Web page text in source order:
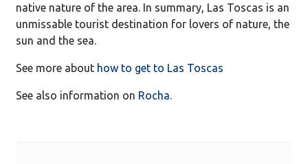
native nature of the area. In summary, Las Toscas is an
unmissable tourist destination for lovers of nature, the
sun and the sea.
See more about how to get to Las Toscas
See also information on Rocha.